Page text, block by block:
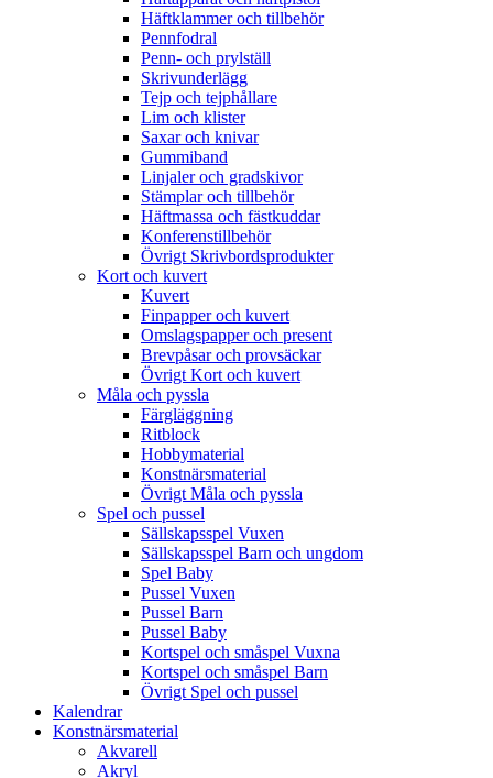
Häftklammer och tillbehör
Pennfodral
Penn- och prylställ
Skrivunderlägg
Tejp och tejphållare
Lim och klister
Saxar och knivar
Gummiband
Linjaler och gradskivor
Stämplar och tillbehör
Häftmassa och fästkuddar
Konferenstillbehör
Övrigt Skrivbordsprodukter
Kort och kuvert
Kuvert
Finpapper och kuvert
Omslagspapper och present
Brevpåsar och provsäckar
Övrigt Kort och kuvert
Måla och pyssla
Färgläggning
Ritblock
Hobbymaterial
Konstnärsmaterial
Övrigt Måla och pyssla
Spel och pussel
Sällskapsspel Vuxen
Sällskapsspel Barn och ungdom
Spel Baby
Pussel Vuxen
Pussel Barn
Pussel Baby
Kortspel och småspel Vuxna
Kortspel och småspel Barn
Övrigt Spel och pussel
Kalendrar
Konstnärsmaterial
Akvarell
Akryl